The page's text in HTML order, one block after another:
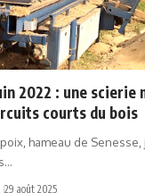
2022 : une scierie
courts du bois
hameau de Senesse,
29 août 2025